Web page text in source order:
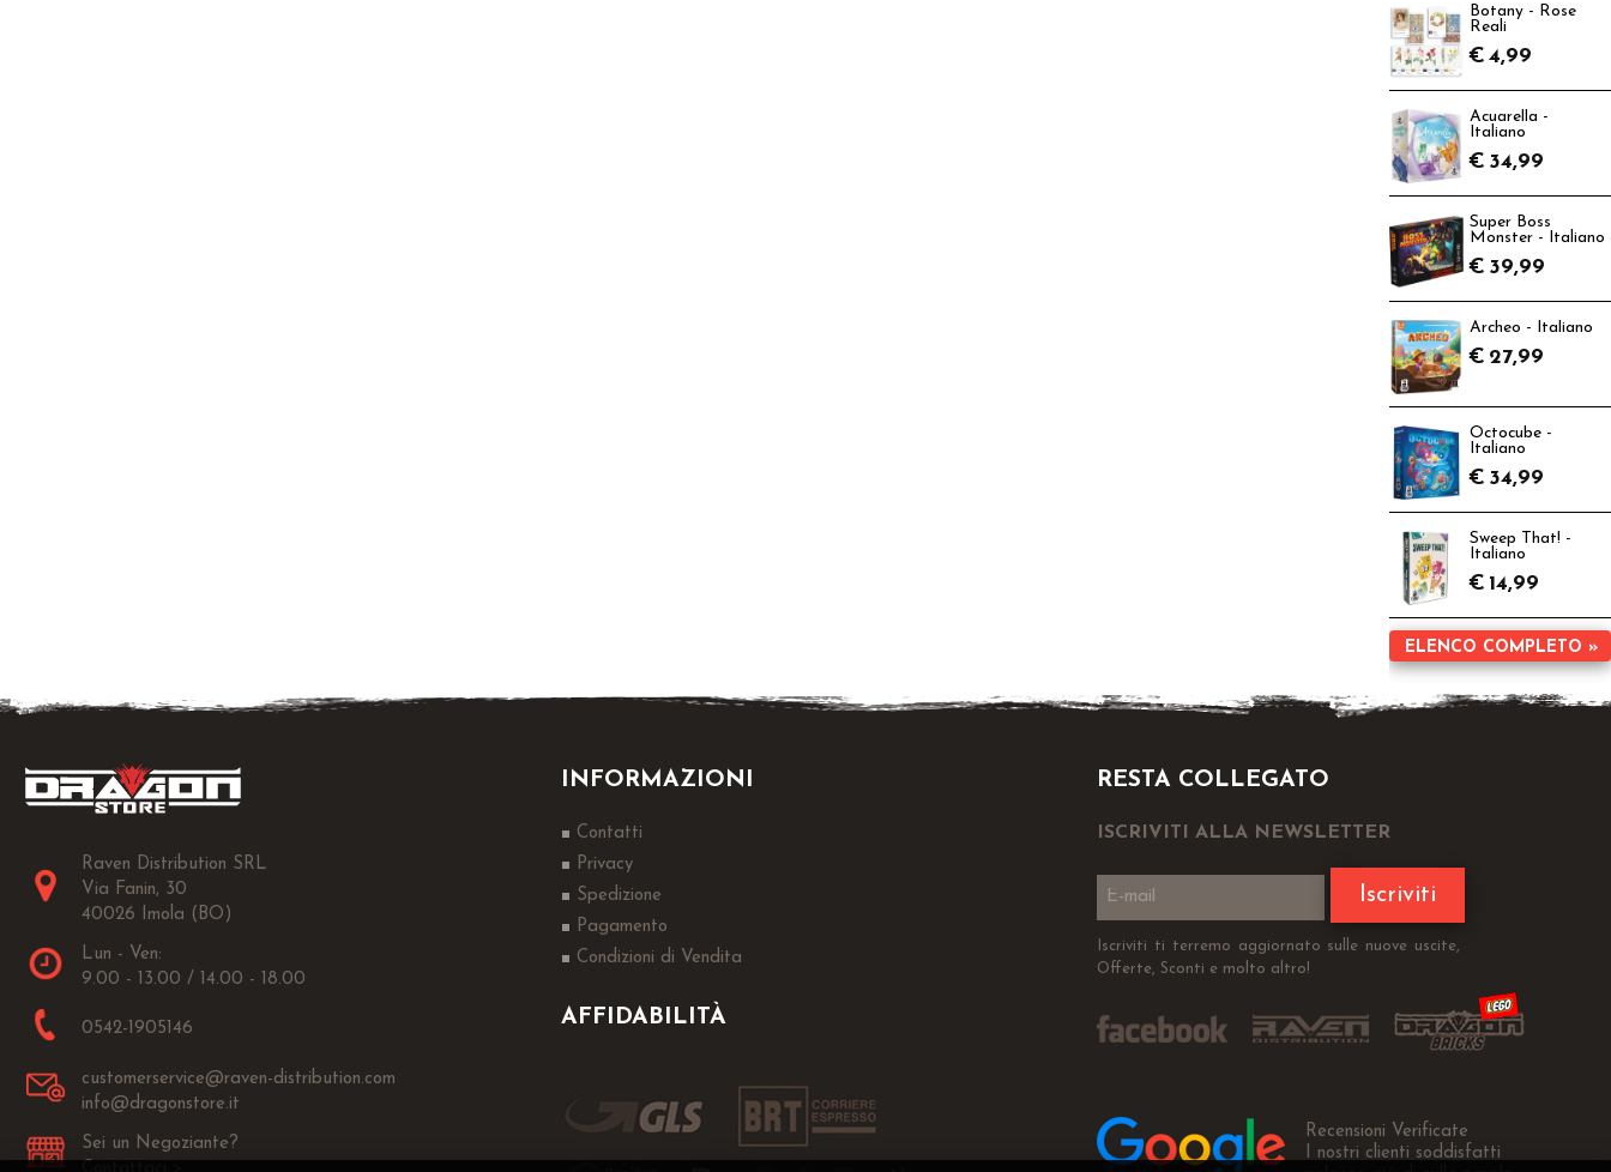
Botany - Rose
Reali
€ 4,99
Acuarella -
Italiano
€ 34,99
Super Boss
Monster - Italiano
€ 39,99
Archeo - Italiano
€ 27,99
Octocube -
Italiano
€ 34,99
Sweep That! -
Italiano
€ 14,99
ELENCO COMPLETO »
Raven Distribution SRL
Via Fanin, 30
40026 Imola (BO)
Lun - Ven:
9.00 - 13.00 / 14.00 - 18.00
0542-1905146
customerservice@raven-distribution.com
info@dragonstore.it
Sei un Negoziante?
INFORMAZIONI
Contatti
Privacy
Spedizione
Pagamento
Condizioni di Vendita
AFFIDABILITÀ
RESTA COLLEGATO
ISCRIVITI ALLA NEWSLETTER
Iscriviti
Iscriviti ti terremo aggiornato sulle nuove uscite,
Offerte, Sconti e molto altro!
Recensioni Verificate
I nostri clienti soddisfatti